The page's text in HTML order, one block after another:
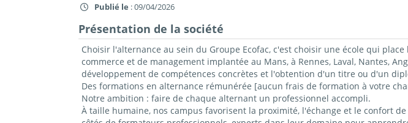
Publié le : 09/04/2026
Présentation de la société
Choisir l'alternance au sein du Groupe Ecofac, c'est choisir une école qui
commerce et de management implantée au Mans, à Rennes, Laval, Nantes,
développement de compétences concrètes et l'obtention d'un titre ou d'un
Des formations en alternance rémunérée [aucun frais de formation à votre
Notre ambition : faire de chaque alternant un professionnel accompli.
À taille humaine, nos campus favorisent la proximité, l'échange et le confort